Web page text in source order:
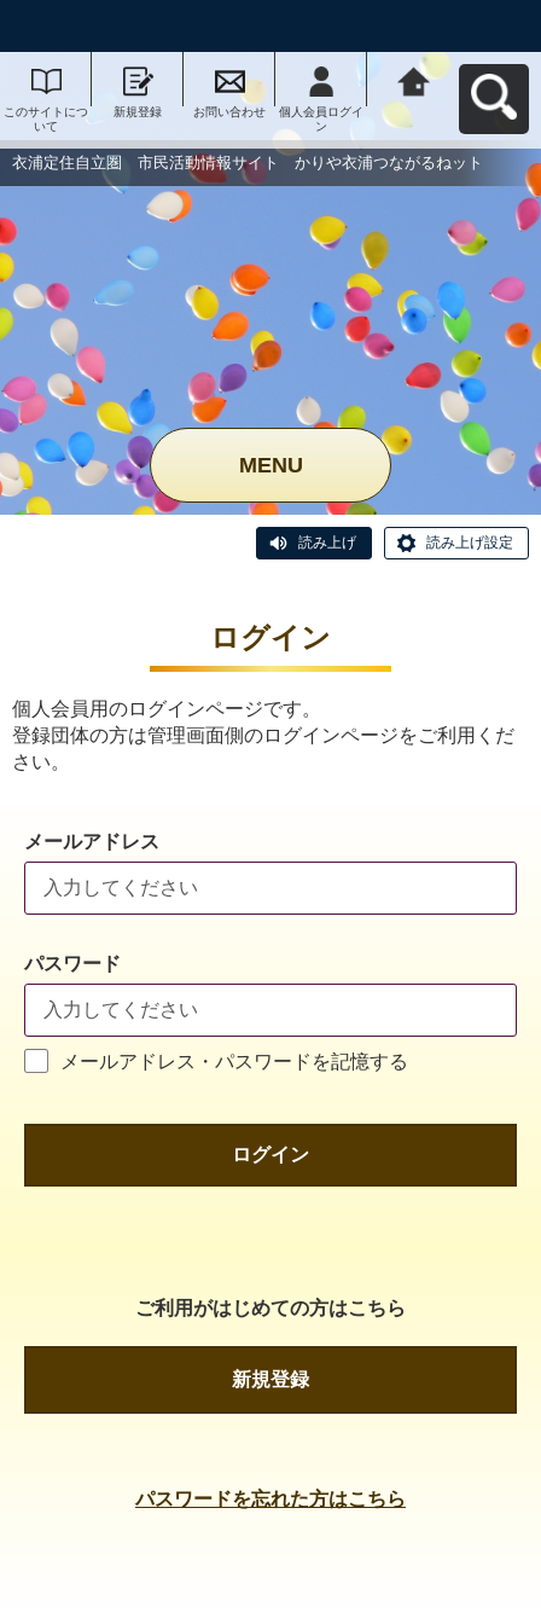
このサイトにつ
いて
新規登録 お問い合わせ
個人会員ログイ
ン
衣浦定住自立
圏 市民活動情
報サイト かり
や衣浦つながる
ねットへ戻る
衣浦定住自立圏 市民活動情報サイト かりや衣浦つながるねット
MENU
読み上げ 読み上げ設定
ログイン
個人会員用のログインページです。
登録団体の方は管理画面側のログインページをご利用くだ
さい。
メールアドレス
パスワード
メールアドレス・パスワードを記憶する
ログイン
ご利用がはじめての方はこちら
新規登録
パスワードを忘れた方はこちら